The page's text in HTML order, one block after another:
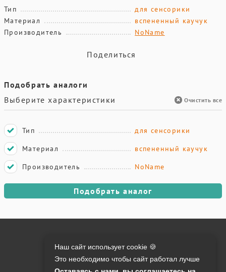
Тип
для сенсорики
Материал
вспененный каучук
Производитель
NoName
Поделиться
Подобрать аналоги
Выберите характеристики
Очистить все
Тип
для сенсорики
Материал
вспененный каучук
Производитель
NoName
Подобрать аналог
Онлайн оплата на сайте:
Наш сайт использует cookie 🍪
Это необходимо чтобы сайт работал лучше